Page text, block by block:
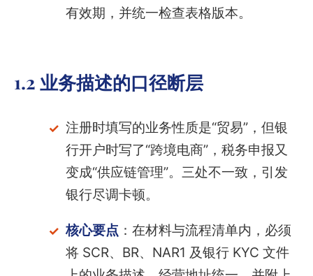
有效期，并统一检查表格版本。
1.2 业务描述的口径断层
注册时填写的业务性质是“贸易”，但银
行开户时写了“跨境电商”，税务申报又
变成“供应链管理”。三处不一致，引发
银行尽调卡顿。
核心要点 ：在材料与流程清单内，必须
将 SCR、BR、NAR1 及银行 KYC 文件